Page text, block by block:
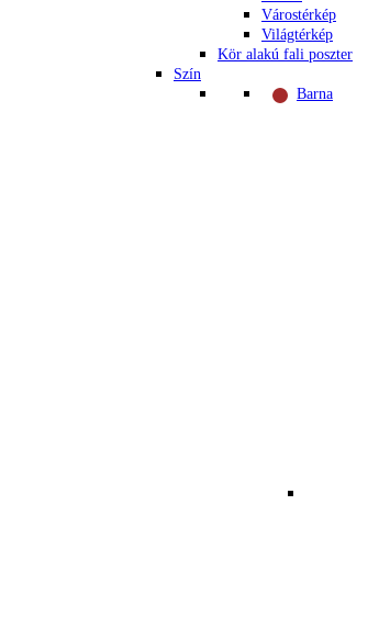
Várostérkép
Világtérkép
Kör alakú fali poszter
Szín
Barna